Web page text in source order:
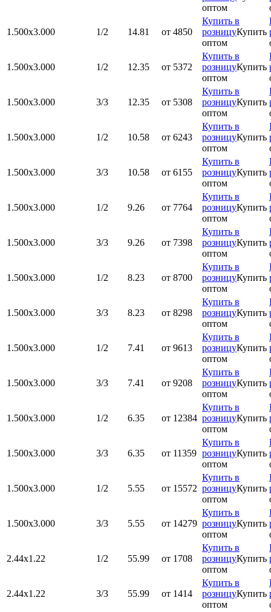
оптом
1.500x3.000 1/2 14.81 от 4850
Купить в
розницуКупить
оптом
1.500x3.000 1/2 12.35 от 5372
Купить в
розницуКупить
оптом
1.500x3.000 3/3 12.35 от 5308
Купить в
розницуКупить
оптом
1.500x3.000 1/2 10.58 от 6243
Купить в
розницуКупить
оптом
1.500x3.000 3/3 10.58 от 6155
Купить в
розницуКупить
оптом
1.500x3.000 1/2 9.26 от 7764
Купить в
розницуКупить
оптом
1.500x3.000 3/3 9.26 от 7398
Купить в
розницуКупить
оптом
1.500x3.000 1/2 8.23 от 8700
Купить в
розницуКупить
оптом
1.500x3.000 3/3 8.23 от 8298
Купить в
розницуКупить
оптом
1.500x3.000 1/2 7.41 от 9613
Купить в
розницуКупить
оптом
1.500x3.000 3/3 7.41 от 9208
Купить в
розницуКупить
оптом
1.500x3.000 1/2 6.35 от 12384
Купить в
розницуКупить
оптом
1.500x3.000 3/3 6.35 от 11359
Купить в
розницуКупить
оптом
1.500x3.000 1/2 5.55 от 15572
Купить в
розницуКупить
оптом
1.500x3.000 3/3 5.55 от 14279
Купить в
розницуКупить
оптом
2.44х1.22 1/2 55.99 от 1708
Купить в
розницуКупить
оптом
2.44х1.22 3/3 55.99 от 1414
Купить в
розницуКупить
оптом